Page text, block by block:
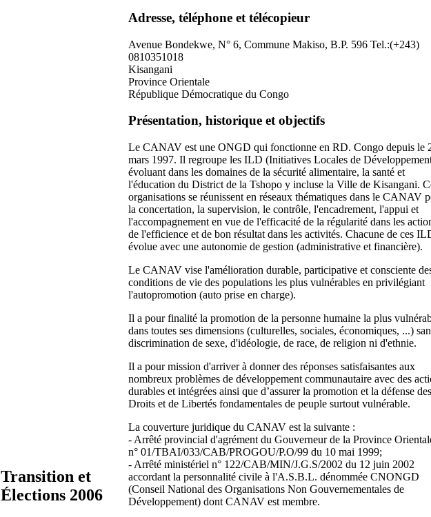
Transition et
Élections 2006
Adresse, téléphone et télécopieur
Avenue Bondekwe, N° 6, Commune Makiso, B.P. 596 Tel.:(+243)
0810351018
Kisangani
Province Orientale
République Démocratique du Congo
Présentation, historique et objectifs
Le CANAV est une ONGD qui fonctionne en RD. Congo depuis le
mars 1997. Il regroupe les ILD (Initiatives Locales de
évoluant dans les domaines de la sécurité alimentaire, la santé et
l'éducation du District de la Tshopo y incluse la Ville de Kisangani.
organisations se réunissent en réseaux thématiques dans le CANAV
la concertation, la supervision, le contrôle, l'encadrement, l'appui et
l'accompagnement en vue de l'efficacité de la régularité dans les
de l'efficience et de bon résultat dans les activités. Chacune de ces
évolue avec une autonomie de gestion (administrative et financière).
Le CANAV vise l'amélioration durable, participative et consciente
conditions de vie des populations les plus vulnérables en privilégiant
l'autopromotion (auto prise en charge).
Il a pour finalité la promotion de la personne humaine la plus
dans toutes ses dimensions (culturelles, sociales, économiques, ...)
discrimination de sexe, d'idéologie, de race, de religion ni d'ethnie.
Il a pour mission d'arriver à donner des réponses satisfaisantes aux
nombreux problèmes de développement communautaire avec des
durables et intégrées ainsi que d’assurer la promotion et la défense des
Droits et de Libertés fondamentales de peuple surtout vulnérable.
La couverture juridique du CANAV est la suivante :
- Arrêté provincial d'agrément du Gouverneur de la Province
n° 01/TBAI/033/CAB/PROGOU/P.O/99 du 10 mai 1999;
- Arrêté ministériel n° 122/CAB/MIN/J.G.S/2002 du 12 juin 2002
accordant la personnalité civile à l'A.S.B.L. dénommée CNONGD
(Conseil National des Organisations Non Gouvernementales de
Développement) dont CANAV est membre.